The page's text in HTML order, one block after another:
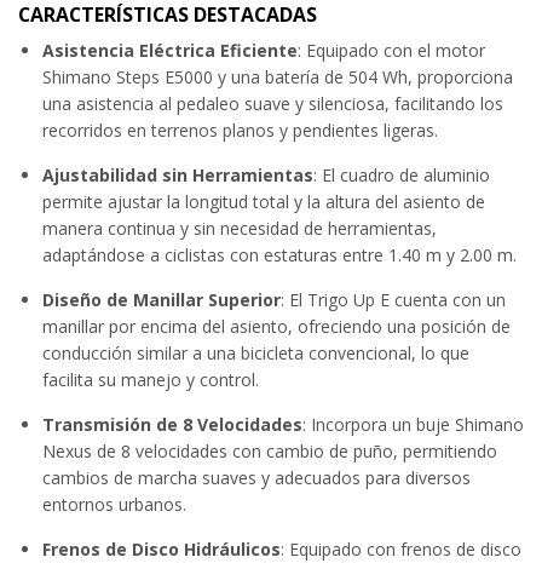
CARACTERÍSTICAS DESTACADAS
Asistencia Eléctrica Eficiente: Equipado con el motor
Shimano Steps E5000 y una batería de 504 Wh, proporciona
una asistencia al pedaleo suave y silenciosa, facilitando los
recorridos en terrenos planos y pendientes ligeras.
Ajustabilidad sin Herramientas: El cuadro de aluminio
permite ajustar la longitud total y la altura del asiento de
manera continua y sin necesidad de herramientas,
adaptándose a ciclistas con estaturas entre 1.40 m y 2.00 m.
Diseño de Manillar Superior: El Trigo Up E cuenta con un
manillar por encima del asiento, ofreciendo una posición de
conducción similar a una bicicleta convencional, lo que
facilita su manejo y control.
Transmisión de 8 Velocidades: Incorpora un buje Shimano
Nexus de 8 velocidades con cambio de puño, permitiendo
cambios de marcha suaves y adecuados para diversos
entornos urbanos.
Frenos de Disco Hidráulicos: Equipado con frenos de disco